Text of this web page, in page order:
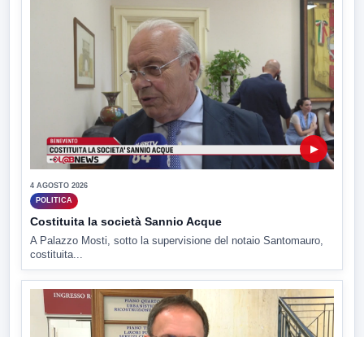
▶
4 AGOSTO 2026
POLITICA
Costituita la società Sannio Acque
A Palazzo Mosti, sotto la supervisione del notaio Santomauro,
costituita...